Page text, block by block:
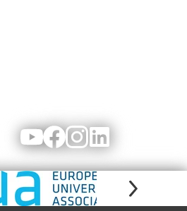
YoutubeFacebookInstagram